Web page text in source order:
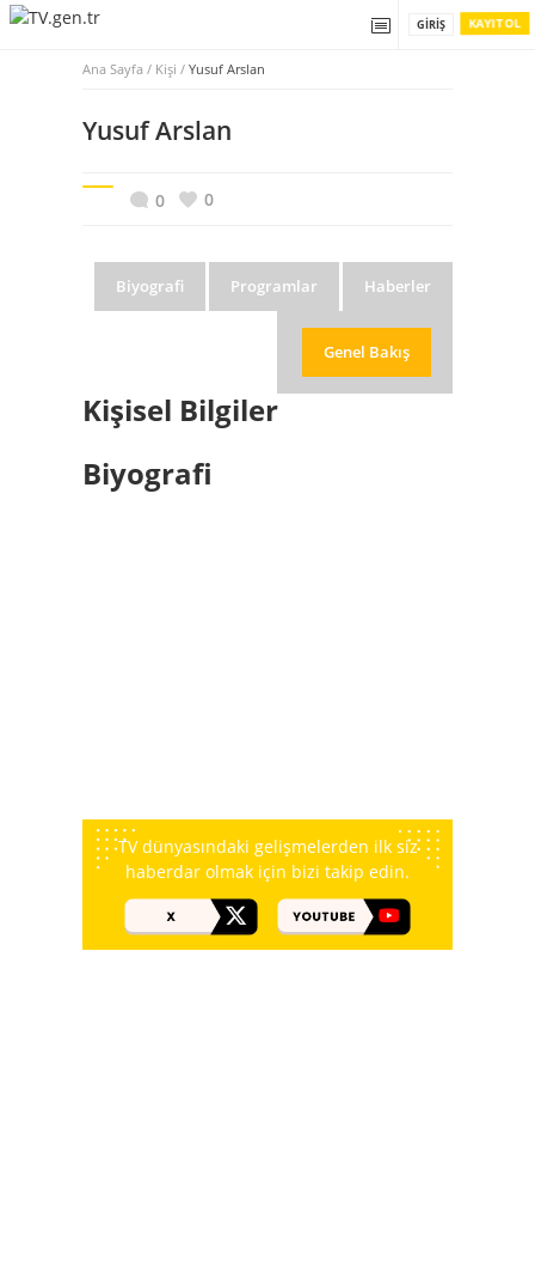
KAYIT OL
GIRIŞ
Ana Sayfa / Kişi / Yusuf Arslan
Yusuf Arslan
0 0
Haberler
Programlar
Biyografi
Genel Bakış
Kişisel Bilgiler
Biyografi
TV dünyasındaki gelişmelerden ilk siz
haberdar olmak için bizi takip edin.